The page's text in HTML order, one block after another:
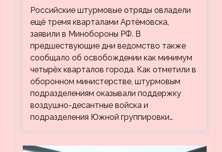
заявили об освобождении ещё трёх
кварталов Артёмовска
Российские штурмовые отряды овладели
ещё тремя кварталами Артёмовска,
заявили в Минобороны РФ. В
предшествующие дни ведомство также
сообщало об освобождении как минимум
четырёх кварталов города. Как отметили в
оборонном министерстве, штурмовым
подразделениям оказывали поддержку
воздушно-десантные войска и
подразделения Южной группировки…